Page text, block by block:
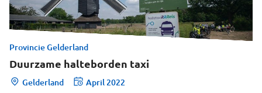
Provincie Gelderland
Duurzame halteborden taxi
Gelderland April 2022